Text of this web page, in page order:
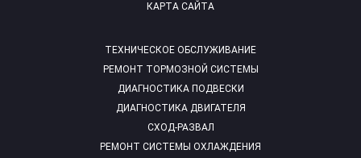
ТЕХНИЧЕСКОЕ ОБСЛУЖИВАНИЕ
РЕМОНТ ТОРМОЗНОЙ СИСТЕМЫ
ДИАГНОСТИКА ПОДВЕСКИ
ДИАГНОСТИКА ДВИГАТЕЛЯ
СХОД-РАЗВАЛ
РЕМОНТ СИСТЕМЫ ОХЛАЖДЕНИЯ
КАРТА САЙТА